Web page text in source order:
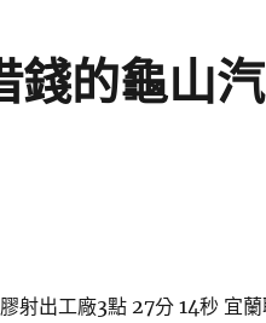
錢的龜山
射出工廠3點 27分 14秒宜蘭